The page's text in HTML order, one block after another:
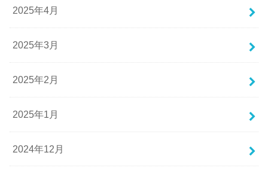
2025年4月
2025年3月
2025年2月
2025年1月
2024年12月